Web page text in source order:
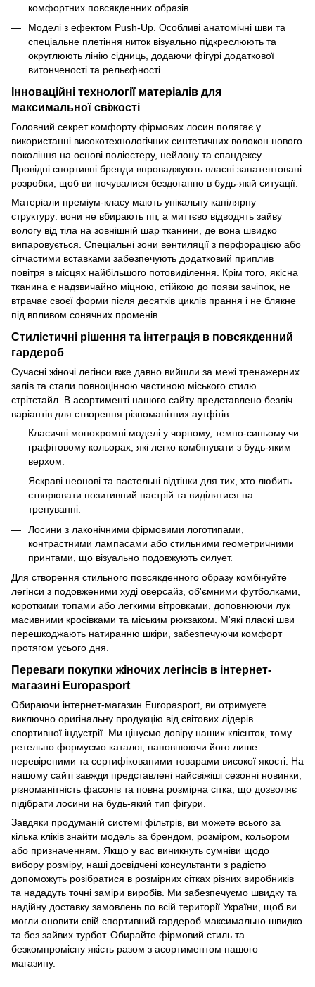
комфортних повсякденних образів.
Моделі з ефектом Push-Up. Особливі анатомічні шви та
спеціальне плетіння ниток візуально підкреслюють та
округлюють лінію сідниць, додаючи фігурі додаткової
витонченості та рельєфності.
Інноваційні технології матеріалів для
максимальної свіжості
Головний секрет комфорту фірмових лосин полягає у
використанні високотехнологічних синтетичних волокон нового
покоління на основі поліестеру, нейлону та спандексу.
Провідні спортивні бренди впроваджують власні запатентовані
розробки, щоб ви почувалися бездоганно в будь-якій ситуації.
Матеріали преміум-класу мають унікальну капілярну
структуру: вони не вбирають піт, а миттєво відводять зайву
вологу від тіла на зовнішній шар тканини, де вона швидко
випаровується. Спеціальні зони вентиляції з перфорацією або
сітчастими вставками забезпечують додатковий приплив
повітря в місцях найбільшого потовиділення. Крім того, якісна
тканина є надзвичайно міцною, стійкою до появи зачіпок, не
втрачає своєї форми після десятків циклів прання і не блякне
під впливом сонячних променів.
Стилістичні рішення та інтеграція в повсякденний
гардероб
Сучасні жіночі легінси вже давно вийшли за межі тренажерних
залів та стали повноцінною частиною міського стилю
стрітстайл. В асортименті нашого сайту представлено безліч
варіантів для створення різноманітних аутфітів:
Класичні монохромні моделі у чорному, темно-синьому чи
графітовому кольорах, які легко комбінувати з будь-яким
верхом.
Яскраві неонові та пастельні відтінки для тих, хто любить
створювати позитивний настрій та виділятися на
тренуванні.
Лосини з лаконічними фірмовими логотипами,
контрастними лампасами або стильними геометричними
принтами, що візуально подовжують силует.
Для створення стильного повсякденного образу комбінуйте
легінси з подовженими худі оверсайз, об'ємними футболками,
короткими топами або легкими вітровками, доповнюючи лук
масивними кросівками та міським рюкзаком. М'які пласкі шви
перешкоджають натиранню шкіри, забезпечуючи комфорт
протягом усього дня.
Переваги покупки жіночих легінсів в інтернет-
магазині Europasport
Обираючи інтернет-магазин Europasport, ви отримуєте
виключно оригінальну продукцію від світових лідерів
спортивної індустрії. Ми цінуємо довіру наших клієнток, тому
ретельно формуємо каталог, наповнюючи його лише
перевіреними та сертифікованими товарами високої якості. На
нашому сайті завжди представлені найсвіжіші сезонні новинки,
різноманітність фасонів та повна розмірна сітка, що дозволяє
підібрати лосини на будь-який тип фігури.
Завдяки продуманій системі фільтрів, ви можете всього за
кілька кліків знайти модель за брендом, розміром, кольором
або призначенням. Якщо у вас виникнуть сумніви щодо
вибору розміру, наші досвідчені консультанти з радістю
допоможуть розібратися в розмірних сітках різних виробників
та нададуть точні заміри виробів. Ми забезпечуємо швидку та
надійну доставку замовлень по всій території України, щоб ви
могли оновити свій спортивний гардероб максимально швидко
та без зайвих турбот. Обирайте фірмовий стиль та
безкомпромісну якість разом з асортиментом нашого
магазину.